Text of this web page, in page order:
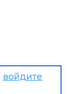
войдите